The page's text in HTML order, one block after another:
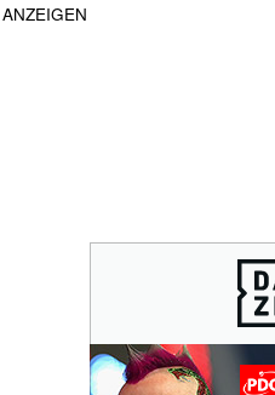
ANZEIGEN